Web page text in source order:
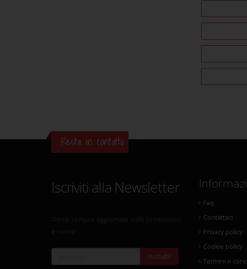
Resta in contatto
Iscriviti alla Newsletter
Iscriviti!
Faq
Contattaci
Privacy policy
Cookie policy
Termini e